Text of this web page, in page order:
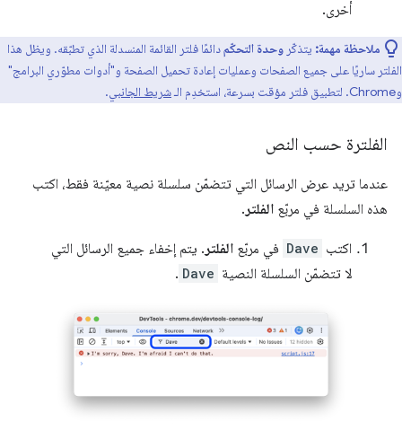
أخرى.
ملاحظة مهمة: يتذكّر وحدة التحكّمدائمًا فلتر القائمة المنسدلة الذي تطبّقه. ويظل هذا
الفلتر ساريًا على جميع الصفحات وعمليات إعادة تحميل الصفحة و"أدوات مطوّري البرامج"
وChrome. لتطبيق فلتر مؤقت بسرعة، استخدِم الـ
شريط الجانبي.
الفلترة حسب النص
عندما تريد عرض الرسائل التي تتضمّن سلسلة نصية معيّنة فقط، اكتب
هذه السلسلة في مربّع الفلتر .
اكتب Dave في مربّع الفلتر . يتم إخفاء جميع الرسائل التي
لا تتضمّن السلسلة النصية Dave
.